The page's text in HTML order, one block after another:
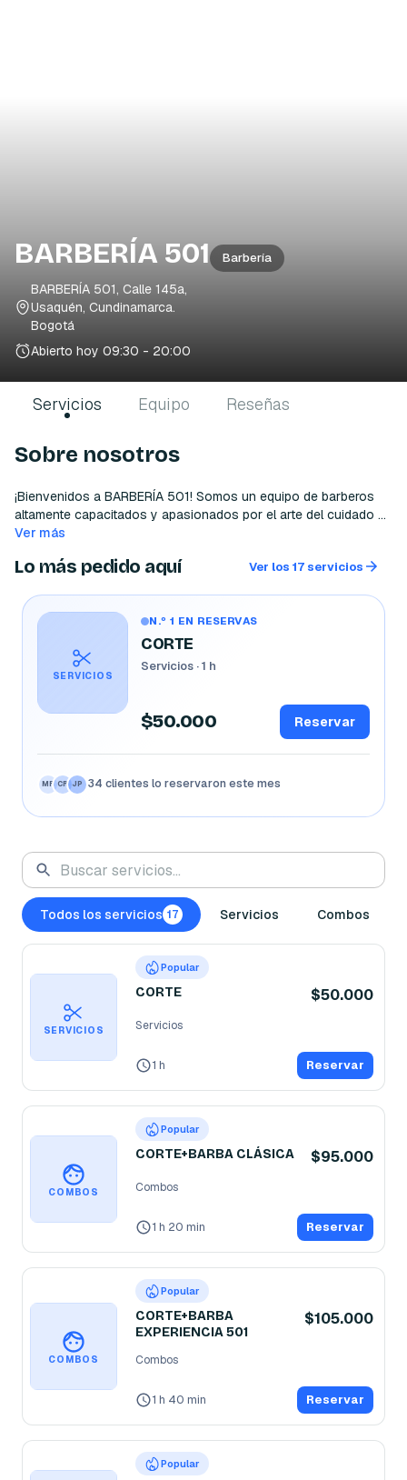
BARBERÍA 501 Barbería
BARBERÍA 501, Calle 145a,
Usaquén, Cundinamarca.
Bogotá
Abierto hoy 09:30 - 20:00
Servicios Equipo Reseñas
Sobre nosotros
¡Bienvenidos a BARBERÍA 501! Somos un equipo de barberos
altamente capacitados y apasionados por el arte del cuidado
del cabello y la barba. Nuestro objetivo principal es brindar un
atención al cliente; nos tomamos el tiempo para entender las
personalizado y adaptado a sus preferencias. Brindamos un
ambiente relajado y amigable para que nuestros clientes se
sientan cómodos y disfruten de la experiencia de ser atendidos
por un profesional de la barbería.
Ver más
Lo más pedido aquí Ver los 17 servicios
SERVICIOS
N.º 1 EN RESERVAS
CORTE
Servicios · 1 h
$50.000 Reservar
MR CR JP 34 clientes lo reservaron este mes
Todos los servicios 17 Servicios Combos
SERVICIOS
Popular
CORTE $50.000
Servicios
1 h Reservar
COMBOS
Popular
CORTE+BARBA CLÁSICA $95.000
Combos
1 h 20 min Reservar
COMBOS
Popular
CORTE+BARBA
EXPERIENCIA 501
$105.000
Combos
1 h 40 min Reservar
Popular